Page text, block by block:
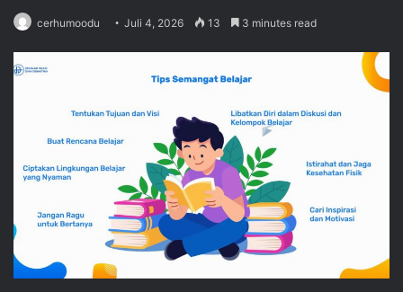
cerhumoodu Juli 4, 2026 13 3 minutes read